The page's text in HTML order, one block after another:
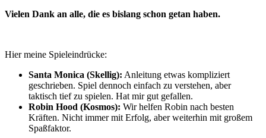
Vielen Dank an alle, die es bislang schon getan haben.
Hier meine Spieleindrücke:
Santa Monica (Skellig): Anleitung etwas kompliziert
geschrieben. Spiel dennoch einfach zu verstehen, aber
taktisch tief zu spielen. Hat mir gut gefallen.
Robin Hood (Kosmos): Wir helfen Robin nach besten
Kräften. Nicht immer mit Erfolg, aber weiterhin mit großem
Spaßfaktor.